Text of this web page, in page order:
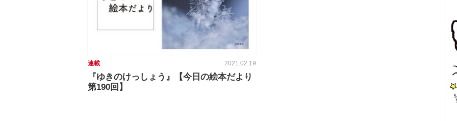
連載 2021.02.19
『ゆきのけっしょう』【今日の絵本だより
第190回】